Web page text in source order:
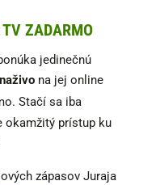
ZADARMO
jedinečnú
na jej online
Stačí sa iba
okamžitý prístup ku
zápasov Juraja